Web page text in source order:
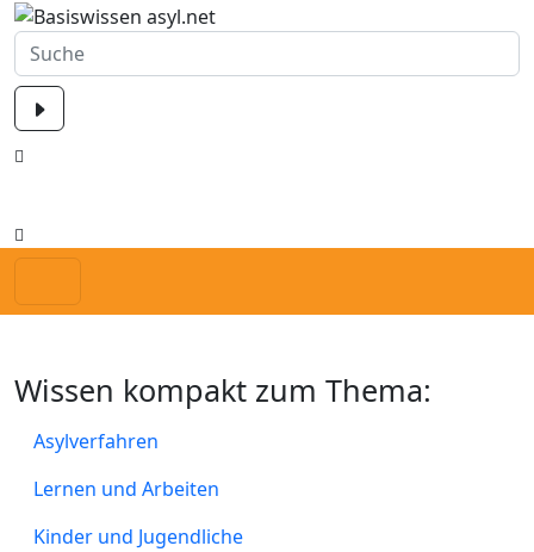
Wissen kompakt zum Thema:
Asylverfahren
Lernen und Arbeiten
Kinder und Jugendliche